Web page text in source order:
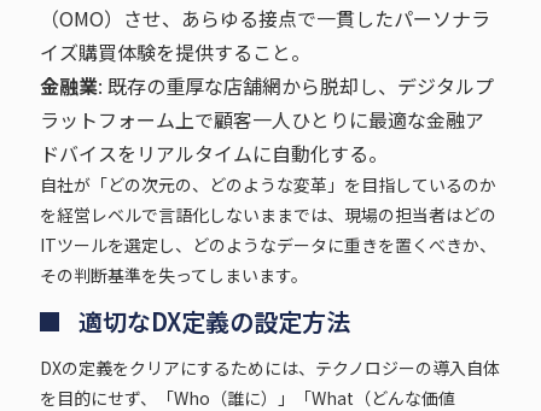
（OMO）させ、あらゆる接点で一貫したパーソナラ
イズ購買体験を提供すること。
金融業: 既存の重厚な店舗網から脱却し、デジタルプ
ラットフォーム上で顧客一人ひとりに最適な金融ア
ドバイスをリアルタイムに自動化する。
自社が「どの次元の、どのような変革」を目指しているのか
を経営レベルで言語化しないままでは、現場の担当者はどの
ITツールを選定し、どのようなデータに重きを置くべきか、
その判断基準を失ってしまいます。
適切なDX定義の設定方法
DXの定義をクリアにするためには、テクノロジーの導入自体
を目的にせず、「Who（誰に）」「What（どんな価値